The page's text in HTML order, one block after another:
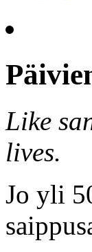
Like
lives.
Jo yli